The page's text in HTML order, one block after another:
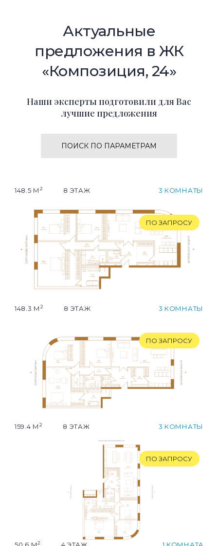
Актуальные
предложения в ЖК
«Композиция, 24»
Наши эксперты подготовили для Вас
лучшие предложения
ПОИСК ПО ПАРАМЕТРАМ
148.5 М 2 8 ЭТАЖ 3 КОМНАТЫ
ПО ЗАПРОСУ
148.3 М 2 8 ЭТАЖ 3 КОМНАТЫ
ПО ЗАПРОСУ
159.4 М 2 8 ЭТАЖ 3 КОМНАТЫ
ПО ЗАПРОСУ
2